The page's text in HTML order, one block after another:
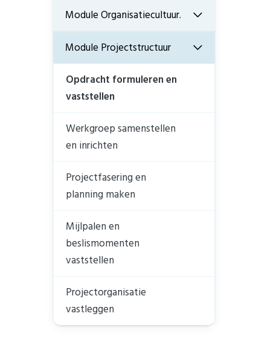
Module Organisatiecultuur.
Module Projectstructuur
Opdracht formuleren en
vaststellen
Werkgroep samenstellen
en inrichten
Projectfasering en
planning maken
Mijlpalen en
beslismomenten
vaststellen
Projectorganisatie
vastleggen